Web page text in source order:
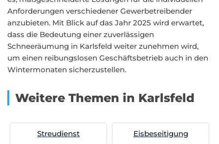
Anforderungen verschiedener Gewerbetreibender
anzubieten. Mit Blick auf das Jahr 2025 wird erwartet,
dass die Bedeutung einer zuverlässigen
Schneeräumung in Karlsfeld weiter zunehmen wird,
um einen reibungslosen Geschäftsbetrieb auch in den
Wintermonaten sicherzustellen.
Weitere Themen in Karlsfeld
Streudienst Eisbeseitigung